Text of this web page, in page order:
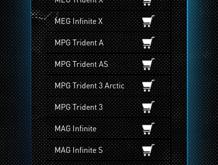
MEG Infinite X
MPG Trident A
MPG Trident AS
MPG Trident 3 Arctic
MPG Trident 3
MAG Infinite
MAG Infinite S